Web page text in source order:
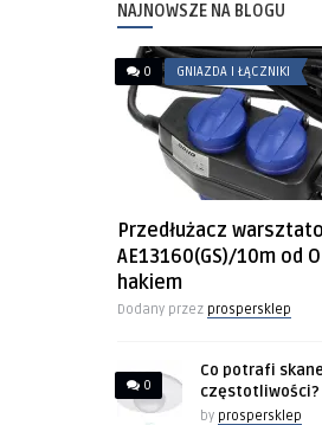
NAJNOWSZE NA BLOGU
0 GNIAZDA I ŁĄCZNIKI
Przedłużacz
AE13160(GS)/10m od
hakiem
Dodany przez prospersklep
0
Co potrafi
częstotliwości?
by prospersklep